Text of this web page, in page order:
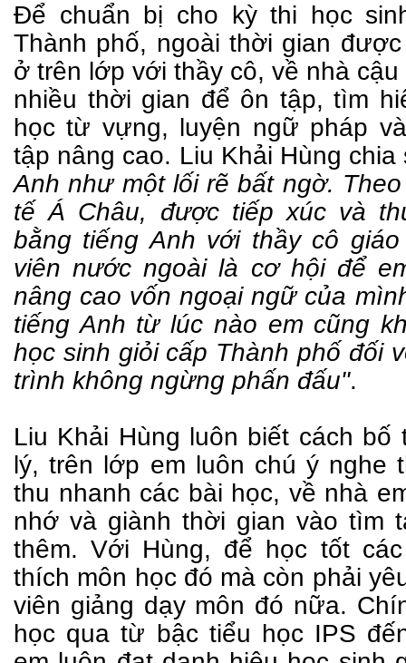
Để chuẩn bị cho kỳ thi học
Thành phố, ngoài thời gian
ở trên lớp với thầy cô, về nhà
nhiều thời gian để ôn tập, tìm
học từ vựng, luyện ngữ pháp
tập nâng cao. Liu Khải Hùng
Anh như một lối rẽ bất ngờ.
tế Á Châu, được tiếp xúc và
bằng tiếng Anh với thầy cô
viên nước ngoài là cơ hội để
nâng cao vốn ngoại ngữ của
tiếng Anh từ lúc nào em cũng
học sinh giỏi cấp Thành phố đối
trình không ngừng phấn đấu".
Liu Khải Hùng luôn biết cách
lý, trên lớp em luôn chú ý nghe
thu nhanh các bài học, về nhà
nhớ và giành thời gian vào tìm
thêm. Với Hùng, để học tốt
thích môn học đó mà còn phải
viên giảng dạy môn đó nữa.
học qua từ bậc tiểu học IPS